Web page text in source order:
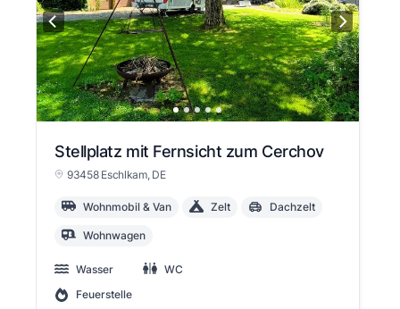
Stellplatz mit Fernsicht zum Cerchov
93458 Eschlkam, DE
Wohnmobil & Van Zelt Dachzelt
Wohnwagen
Wasser
WC
Feuerstelle